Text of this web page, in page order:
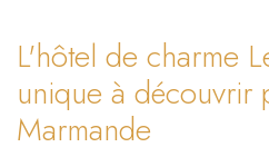
L'hôtel de charme
unique à découvrir
Marmande